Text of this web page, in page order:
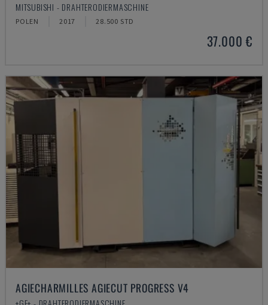
MITSUBISHI - DRAHTERODIERMASCHINE
POLEN 2017 28.500 STD
37.000 €
AGIECHARMILLES AGIECUT PROGRESS V4